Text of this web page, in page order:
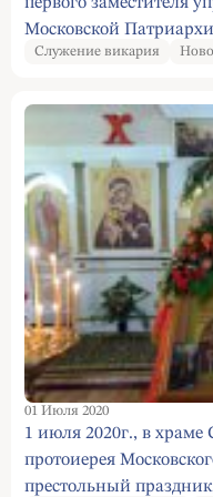
первого заместителя
Московской
Служение викария
01 Июля 2020
1 июля 2020г., в
протоиерея
престольный